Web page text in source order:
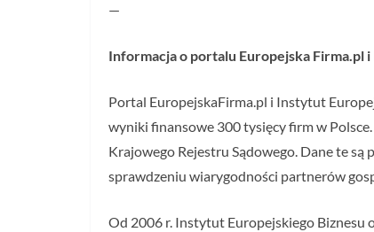
—
Informacja o portalu Europejska Firma.pl
Portal EuropejskaFirma.pl i Instytut
wyniki finansowe 300 tysięcy firm w
Krajowego Rejestru Sądowego. Dane te są
sprawdzeniu wiarygodności partnerów
Od 2006 r. Instytut Europejskiego Biznesu